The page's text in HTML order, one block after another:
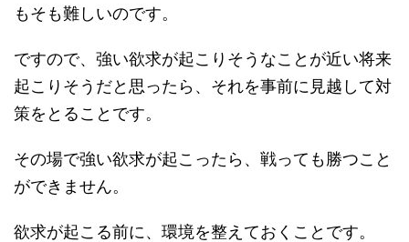
もそも難しいのです。
ですので、強い欲求が起こりそうなことが近い将来
起こりそうだと思ったら、それを事前に見越して対
策をとることです。
その場で強い欲求が起こったら、戦っても勝つこと
ができません。
欲求が起こる前に、環境を整えておくことです。